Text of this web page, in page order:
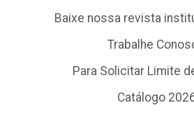
Baixe nossa revista
Trabalhe
Para Solicitar Limite
Catálogo